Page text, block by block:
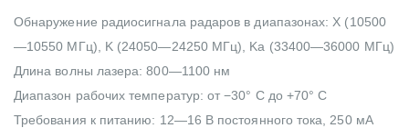
Обнаружение радиосигнала радаров в диапазонах: X (10500
—10550 МГц), K (24050—24250 МГц), Ka (33400—36000 МГц)
Длина волны лазера: 800—1100 нм
Диапазон рабочих температур: от −30° С до +70° C
Требования к питанию: 12—16 В постоянного тока, 250 мА